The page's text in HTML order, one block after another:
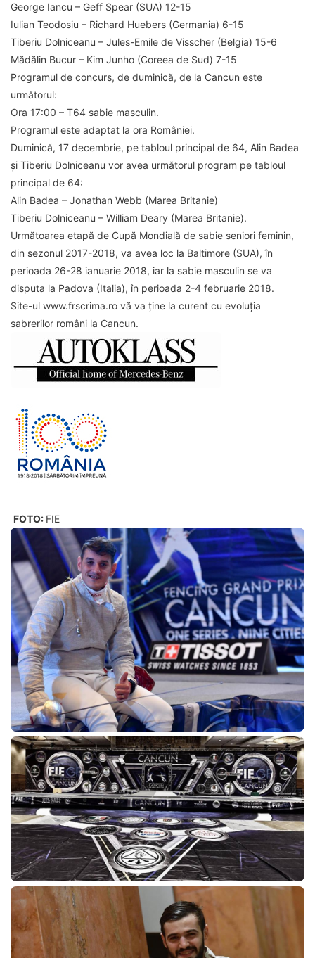
George Iancu – Geff Spear (SUA) 12-15
Iulian Teodosiu – Richard Huebers (Germania) 6-15
Tiberiu Dolniceanu – Jules-Emile de Visscher (Belgia) 15-6
Mădălin Bucur – Kim Junho (Coreea de Sud) 7-15
Programul de concurs, de duminică, de la Cancun este
următorul:
Ora 17:00 – T64 sabie masculin.
Programul este adaptat la ora României.
Duminică, 17 decembrie, pe tabloul principal de 64, Alin Badea
și Tiberiu Dolniceanu vor avea următorul program pe tabloul
principal de 64:
Alin Badea – Jonathan Webb (Marea Britanie)
Tiberiu Dolniceanu – William Deary (Marea Britanie).
Următoarea etapă de Cupă Mondială de sabie seniori feminin,
din sezonul 2017-2018, va avea loc la Baltimore (SUA), în
perioada 26-28 ianuarie 2018, iar la sabie masculin se va
disputa la Padova (Italia), în perioada 2-4 februarie 2018.
Site-ul www.frscrima.ro vă va ține la curent cu evoluția
sabrerilor români la Cancun.
FOTO: FIE